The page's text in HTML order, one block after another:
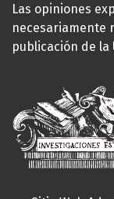
Las opiniones
necesariamente
publicación de la